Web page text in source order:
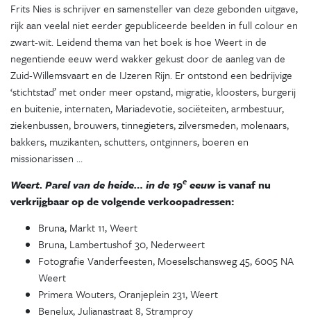
Frits Nies is schrijver en samensteller van deze gebonden uitgave,
rijk aan veelal niet eerder gepubliceerde beelden in full colour en
zwart-wit. Leidend thema van het boek is hoe Weert in de
negentiende eeuw werd wakker gekust door de aanleg van de
Zuid-Willemsvaart en de IJzeren Rijn. Er ontstond een bedrijvige
‘stichtstad’ met onder meer opstand, migratie, kloosters, burgerij
en buitenie, internaten, Mariadevotie, sociëteiten, armbestuur,
ziekenbussen, brouwers, tinnegieters, zilversmeden, molenaars,
bakkers, muzikanten, schutters, ontginners, boeren en
missionarissen …
Weert. Parel van de heide… in de 19e eeuwis vanaf nu
verkrijgbaar op de volgende verkoopadressen:
Bruna, Markt 11, Weert
Bruna, Lambertushof 30, Nederweert
Fotografie Vanderfeesten, Moeselschansweg 45, 6005 NA
Weert
Primera Wouters, Oranjeplein 231, Weert
Benelux, Julianastraat 8, Stramproy